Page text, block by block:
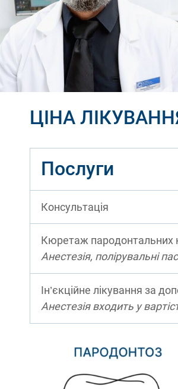
ЦІНА
Послуги
Консультація
Кюретаж пародонтальних
Анестезія, полірувальні
Ін’єкційне лікування за
Анестезія входить у